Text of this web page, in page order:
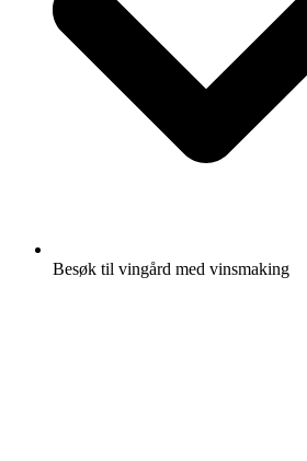
Besøk til vingård med vinsmaking